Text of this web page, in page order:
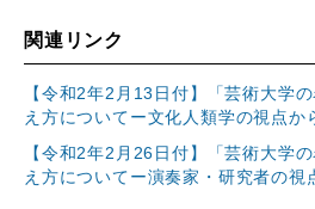
関連リンク
【令和2年2月13日付】「芸術大学
え方についてー文化人類学の視点か
【令和2年2月26日付】「芸術大学
え方についてー演奏家・研究者の視